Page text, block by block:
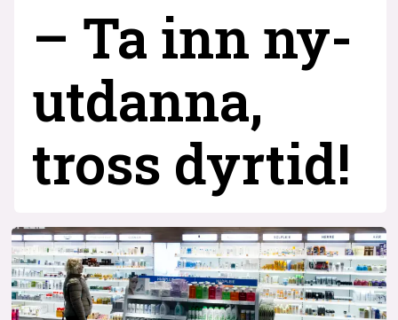
– Ta inn ny­
utdanna,
tross dyrtid!